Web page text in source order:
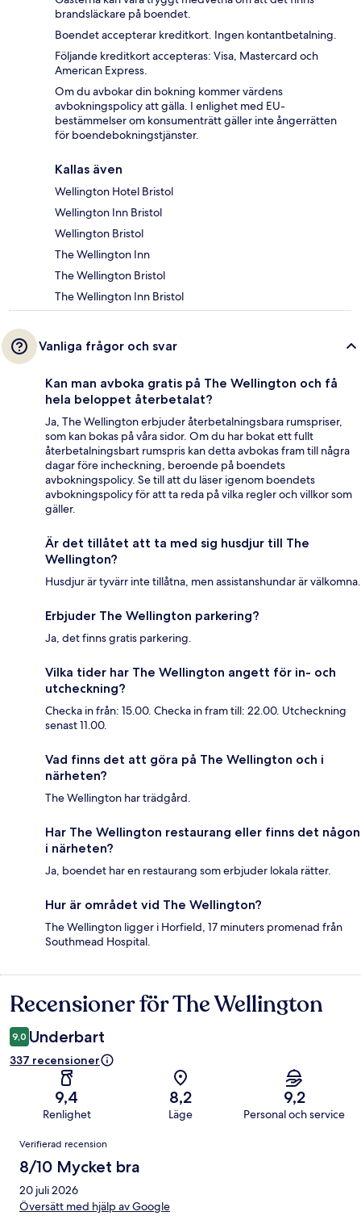
brandsläckare på boendet.
Boendet accepterar kreditkort. Ingen kontantbetalning.
Följande kreditkort accepteras: Visa, Mastercard och
American Express.
Om du avbokar din bokning kommer värdens
avbokningspolicy att gälla. I enlighet med EU-
bestämmelser om konsumenträtt gäller inte ångerrätten
för boendebokningstjänster.
Kallas även
Wellington Hotel Bristol
Wellington Inn Bristol
Wellington Bristol
The Wellington Inn
The Wellington Bristol
The Wellington Inn Bristol
Vanliga frågor och svar
Kan man avboka gratis på The Wellington och få
hela beloppet återbetalat?
Ja, The Wellington erbjuder återbetalningsbara rumspriser,
som kan bokas på våra sidor. Om du har bokat ett fullt
återbetalningsbart rumspris kan detta avbokas fram till några
dagar före incheckning, beroende på boendets
avbokningspolicy. Se till att du läser igenom boendets
avbokningspolicy för att ta reda på vilka regler och villkor som
gäller.
Är det tillåtet att ta med sig husdjur till The
Wellington?
Husdjur är tyvärr inte tillåtna, men assistanshundar är välkomna.
Erbjuder The Wellington parkering?
Ja, det finns gratis parkering.
Vilka tider har The Wellington angett för in- och
utcheckning?
Checka in från: 15.00. Checka in fram till: 22.00. Utcheckning
senast 11.00.
Vad finns det att göra på The Wellington och i
närheten?
The Wellington har trädgård.
Har The Wellington restaurang eller finns det någon
i närheten?
Ja, boendet har en restaurang som erbjuder lokala rätter.
Hur är området vid The Wellington?
The Wellington ligger i Horfield, 17 minuters promenad från
Southmead Hospital.
Recensioner
Recensioner för The Wellington
9,0 Underbart
337 recensioner
9,4
Renlighet
8,2
Läge
9,2
Personal och service
Recensioner
Verifierad recension
8/10 Mycket bra
20 juli 2026
Översätt med hjälp av Google